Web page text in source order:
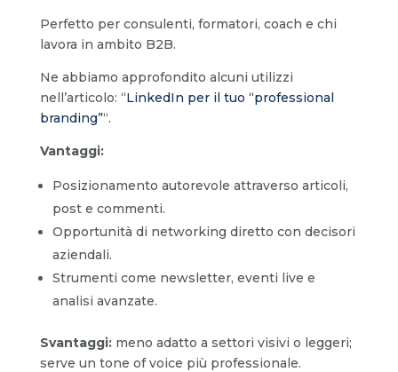
Perfetto per consulenti, formatori, coach e chi
lavora in ambito B2B.
Ne abbiamo approfondito alcuni utilizzi
nell’articolo: “LinkedIn per il tuo “professional
branding”“.
Vantaggi:
Posizionamento autorevole attraverso articoli,
post e commenti.
Opportunità di networking diretto con decisori
aziendali.
Strumenti come newsletter, eventi live e
analisi avanzate.
Svantaggi:meno adatto a settori visivi o leggeri;
serve un tone of voice più professionale.